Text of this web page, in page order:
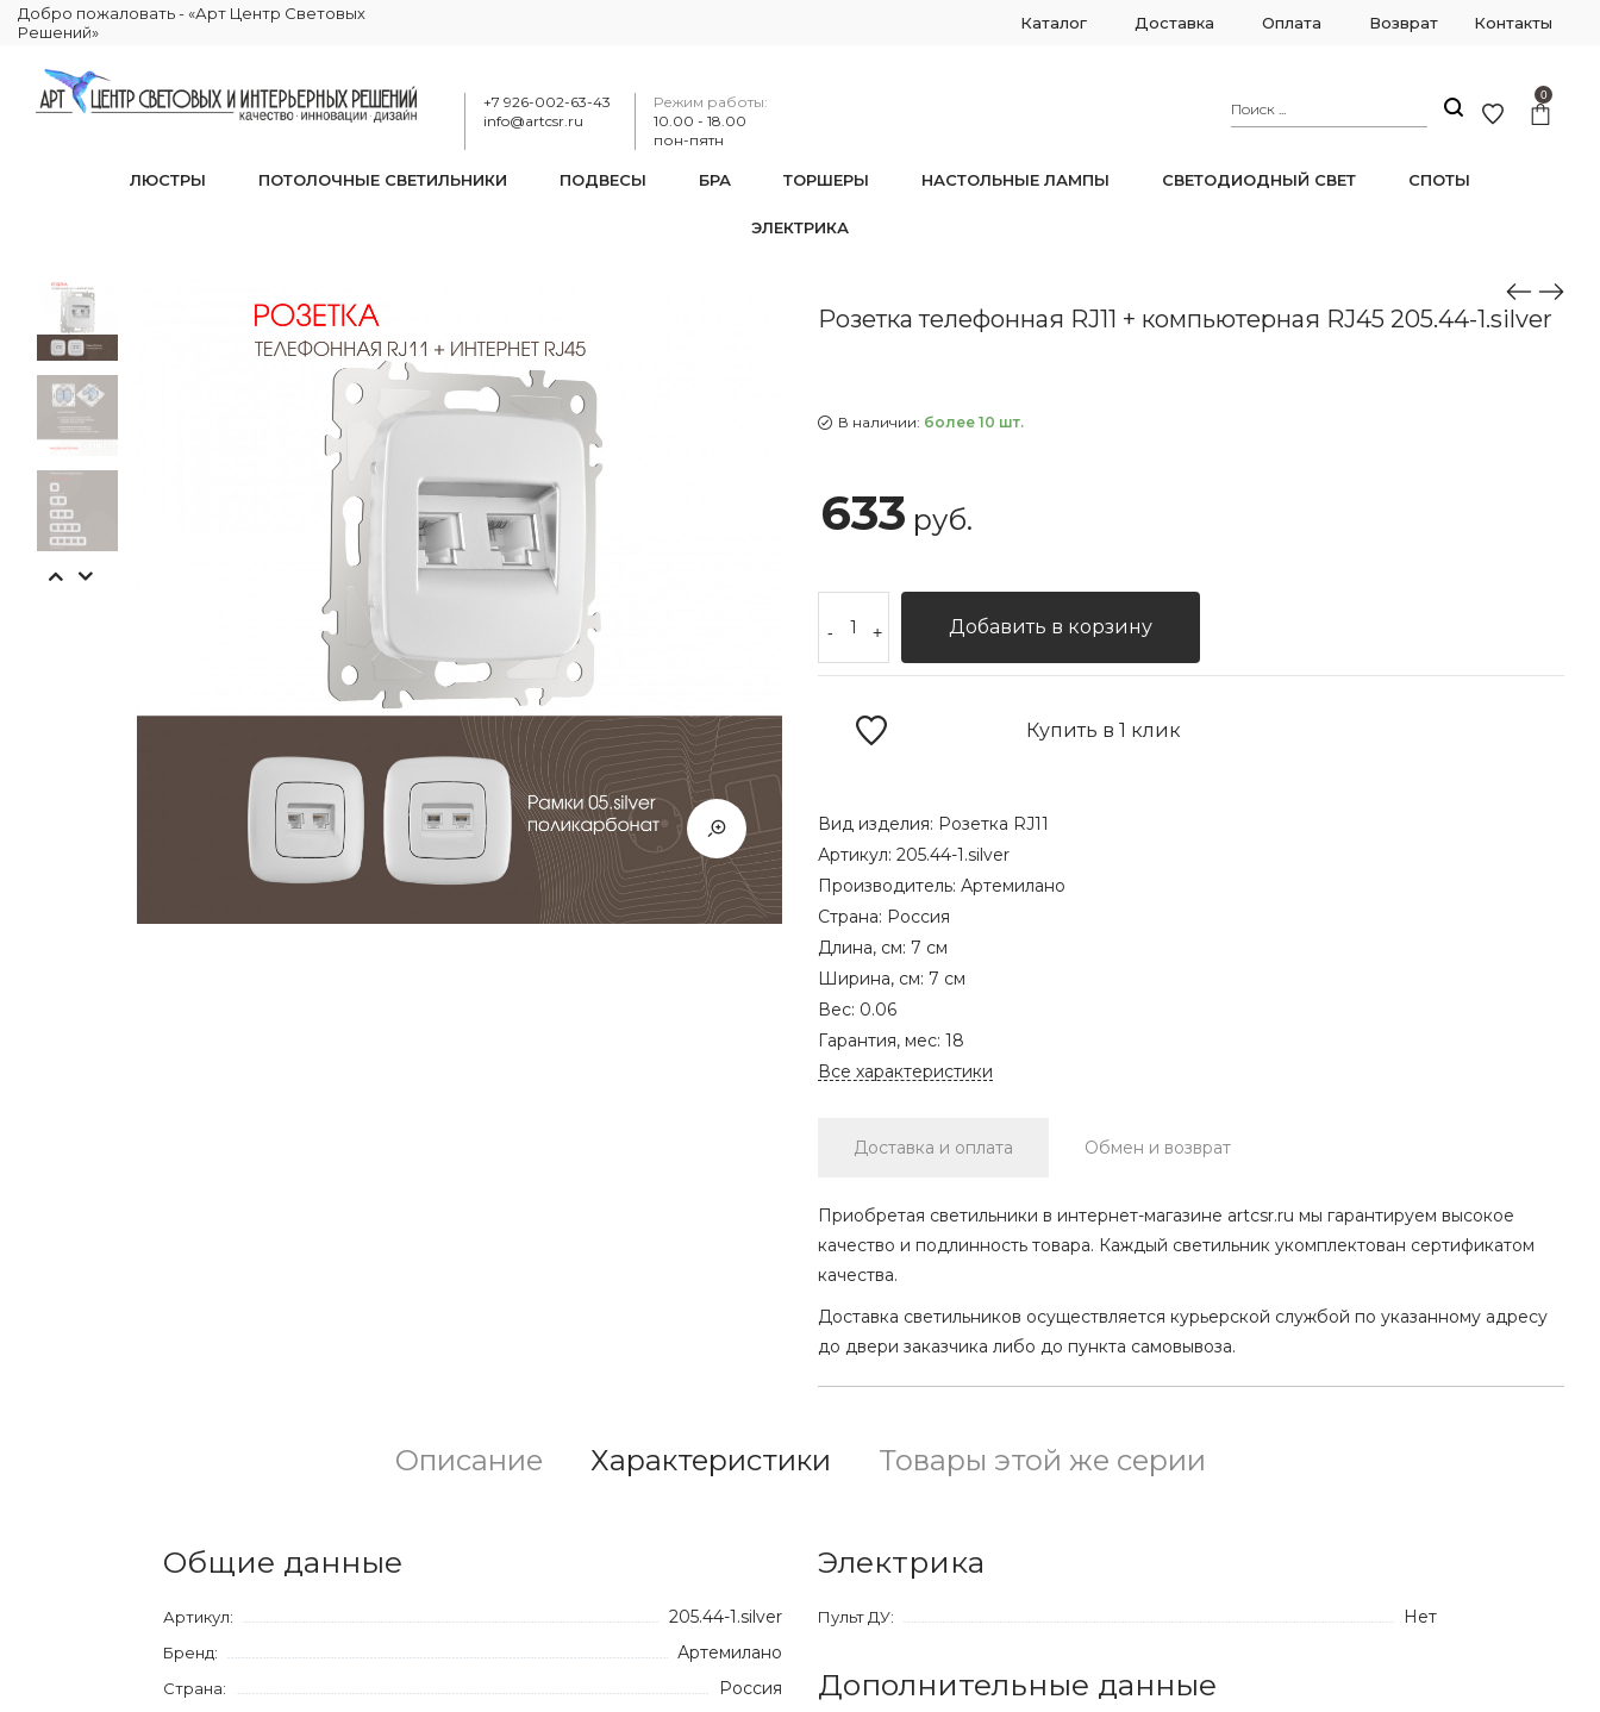
Добро пожаловать - «Арт Центр Световых
Решений»
Каталог Доставка Оплата Возврат Контакты
+7 926-002-63-43
info@artcsr.ru
Режим работы:
10.00 - 18.00
пон-пятн
0
ЛЮСТРЫ ПОТОЛОЧНЫЕ СВЕТИЛЬНИКИ ПОДВЕСЫ БРА ТОРШЕРЫ НАСТОЛЬНЫЕ ЛАМПЫ СВЕТОДИОДНЫЙ СВЕТ СПОТЫ
ЭЛЕКТРИКА
Розетка телефонная RJ11 + компьютерная RJ45 205.44-1.silver
В наличии: более 10 шт.
633 руб.
- + Добавить в корзину
Купить в 1 клик
Вид изделия: Розетка RJ11
Артикул: 205.44-1.silver
Производитель: Артемилано
Страна: Россия
Длина, см: 7 см
Ширина, см: 7 см
Вес: 0.06
Гарантия, мес: 18
Все характеристики
Доставка и оплата Обмен и возврат
Приобретая светильники в интернет-магазине artcsr.ru мы гарантируем высокое
качество и подлинность товара. Каждый светильник укомплектован сертификатом
качества.
Доставка светильников осуществляется курьерской службой по указанному адресу
до двери заказчика либо до пункта самовывоза.
Описание Характеристики Товары этой же серии
Общие данные
Артикул: 205.44-1.silver
Бренд: Артемилано
Страна: Россия
Электрика
Пульт ДУ: Нет
Дополнительные данные